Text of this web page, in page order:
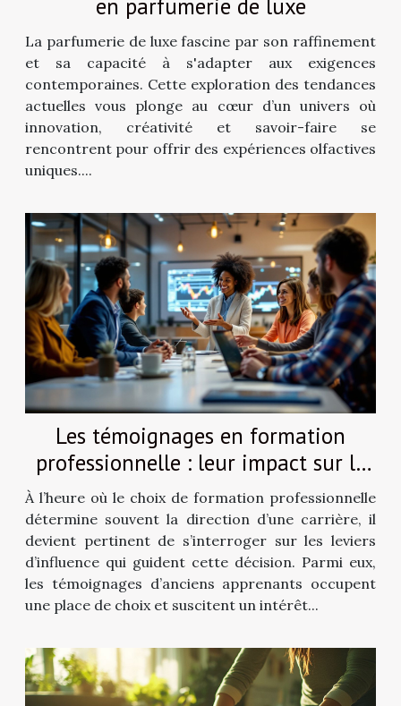
en parfumerie de luxe
La parfumerie de luxe fascine par son raffinement
et sa capacité à s'adapter aux exigences
contemporaines. Cette exploration des tendances
actuelles vous plonge au cœur d’un univers où
innovation, créativité et savoir-faire se
rencontrent pour offrir des expériences olfactives
uniques....
Les témoignages en formation
professionnelle : leur impact sur le
choix de cours
À l’heure où le choix de formation professionnelle
détermine souvent la direction d’une carrière, il
devient pertinent de s’interroger sur les leviers
d’influence qui guident cette décision. Parmi eux,
les témoignages d’anciens apprenants occupent
une place de choix et suscitent un intérêt...